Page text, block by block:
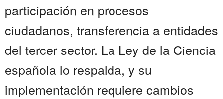
participación en procesos
ciudadanos, transferencia a entidades
del tercer sector. La Ley de la Ciencia
española lo respalda, y su
implementación requiere cambios